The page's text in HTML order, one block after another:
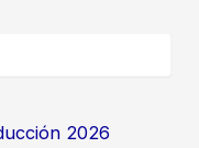
2026